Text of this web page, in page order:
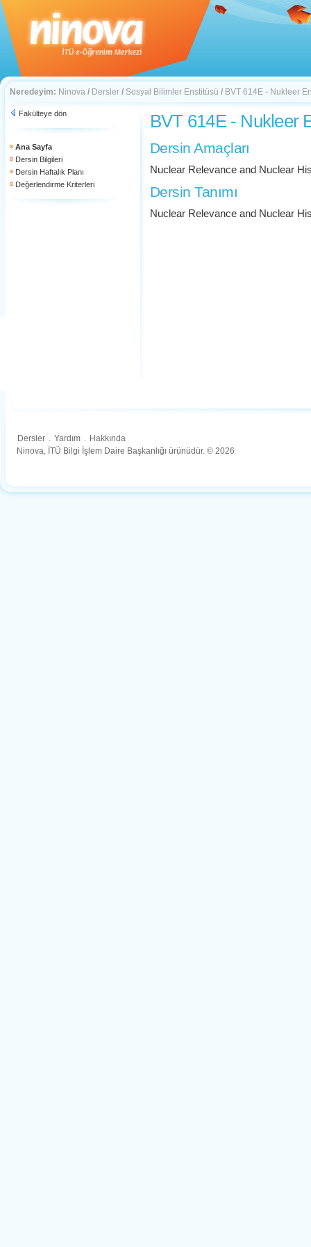
Neredeyim: Ninova / Dersler / Sosyal Bilimler Enstitüsü / BVT 614E - Nukleer
Fakülteye dön
Ana Sayfa
Dersin Bilgileri
Dersin Haftalık Planı
Değerlendirme Kriterleri
BVT 614E - Nukleer
Dersin Amaçları
Nuclear Relevance and Nuclear
Dersin Tanımı
Nuclear Relevance and Nuclear
Dersler . Yardım . Hakkında
Ninova, İTÜ Bilgi İşlem Daire Başkanlığı ürünüdür. © 2026